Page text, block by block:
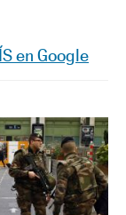
en Google